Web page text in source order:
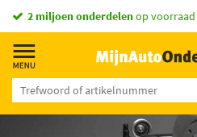
vandaag besteld,morgen in huis *